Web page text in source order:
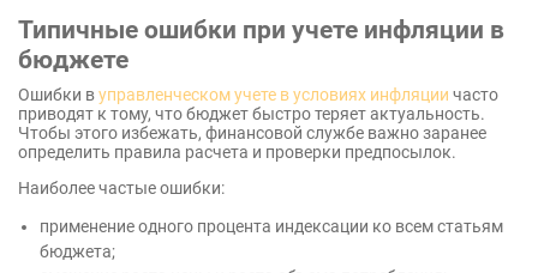
Типичные ошибки при учете инфляции в
бюджете
Ошибки вуправленческом учете в условиях инфляции часто
приводят к тому, что бюджет быстро теряет актуальность.
Чтобы этого избежать, финансовой службе важно заранее
определить правила расчета и проверки предпосылок.
Наиболее частые ошибки:
применение одного процента индексации ко всем статьям
бюджета;